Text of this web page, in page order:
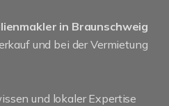
in Braunschweig
und bei der Vermietung
und lokaler Expertise